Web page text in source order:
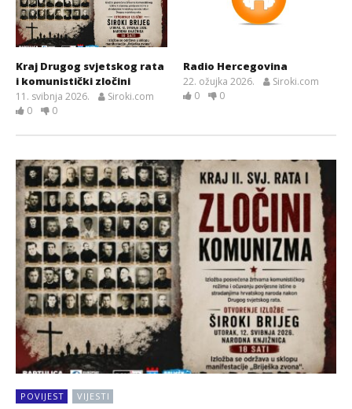
Kraj Drugog svjetskog rata
i komunistički zločini
11. svibnja 2026.
Siroki.com
0
0
Radio Hercegovina
22. ožujka 2026.
Siroki.com
0
0
POVIJEST VIJESTI